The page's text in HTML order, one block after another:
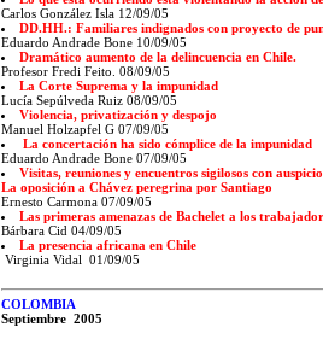
Carlos González Isla 12/09/05
DD.HH.: Familiares indignados con proyecto de
Eduardo Andrade Bone 10/09/05
Dramático aumento de la delincuencia en Chile.
Profesor Fredi Feito. 08/09/05
La Corte Suprema y la impunidad
Lucía Sepúlveda Ruiz 08/09/05
Violencia, privatización y despojo
Manuel Holzapfel G 07/09/05
La concertación ha sido cómplice de la impunidad
Eduardo Andrade Bone 07/09/05
Visitas, reuniones y encuentros sigilosos con
La oposición a Chávez peregrina por Santiago
Ernesto Carmona 07/09/05
Las primeras amenazas de Bachelet a los
Bárbara Cid 04/09/05
La presencia africana en Chile
Virginia Vidal 01/09/05
COLOMBIA
Septiembre 2005